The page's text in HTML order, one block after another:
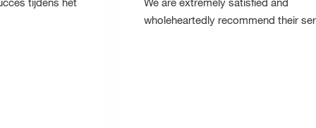
wholeheartedly recommend their services.